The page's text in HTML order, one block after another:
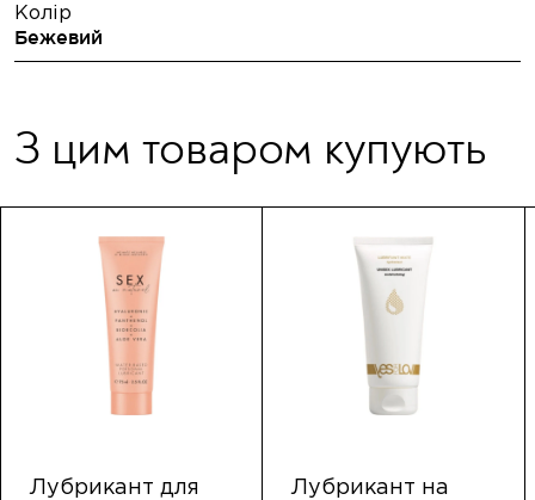
Колір
Бежевий
З цим товаром купують
Лубрикант для
Лубрикант на